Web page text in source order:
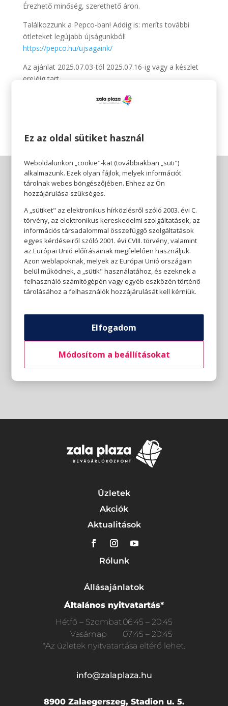
Érezhető minőség, szerethető áron.
Találkozzunk a Pepco-ban! Addig is: meríts további
ötleteket legújabb újságunkból!
https://pepco.hu/ujsagaink/
Az ajánlat 2025.07.03-tól 2025.07.16-ig vagy a készlet
erejéig tart.
A termékek időszakosan érkeznek üzleteinkbe és
elérhetőségük üzletenként változhat.
Üzletek
Akciók
Aktualitások
Rólunk
Állásajánlatok
Általános nyitvatartás*
Hétfő – Szombat06:45 – 20:45
Vasárnap
07:45 – 20:45
*Az üzletek nyitvatartása eltérő lehet.
info@zalaplaza.hu
8900 Zalaegerszeg, Stadion u. 5.
Ez az oldal sütiket használ
Weboldalunkon „cookie"-kat (továbbiakban „süti")
alkalmazunk. Ezek olyan fájlok, melyek információt
tárolnak webes böngészőjében. Ehhez az Ön
hozzájárulása szükséges.
A „sütiket" az elektronikus hírközlésről szóló 2003. évi C.
törvény, az elektronikus kereskedelmi szolgáltatások, az
információs társadalommal összefüggő szolgáltatások
egyes kérdéseiről szóló 2001. évi CVIII. törvény, valamint
az Európai Unió előírásainak megfelelően használjuk.
Azon weblapoknak, melyek az Európai Unió országain
belül működnek, a „sütik" használatához, és ezeknek a
felhasználó számítógépén vagy egyéb eszközén történő
tárolásához a felhasználók hozzájárulását kell kérniük.
Elfogadom
Módosítom a beállításokat